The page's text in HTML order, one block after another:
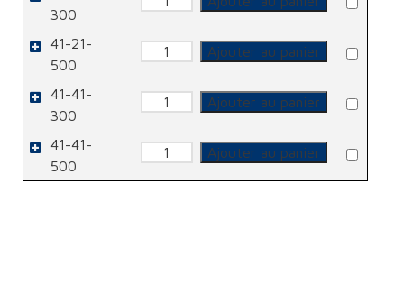
300
de
41-21-
500
quantité
deAjouter au panier
41-41-
300
quantité
deAjouter au panier
41-41-
500
quantité
deAjouter au panier